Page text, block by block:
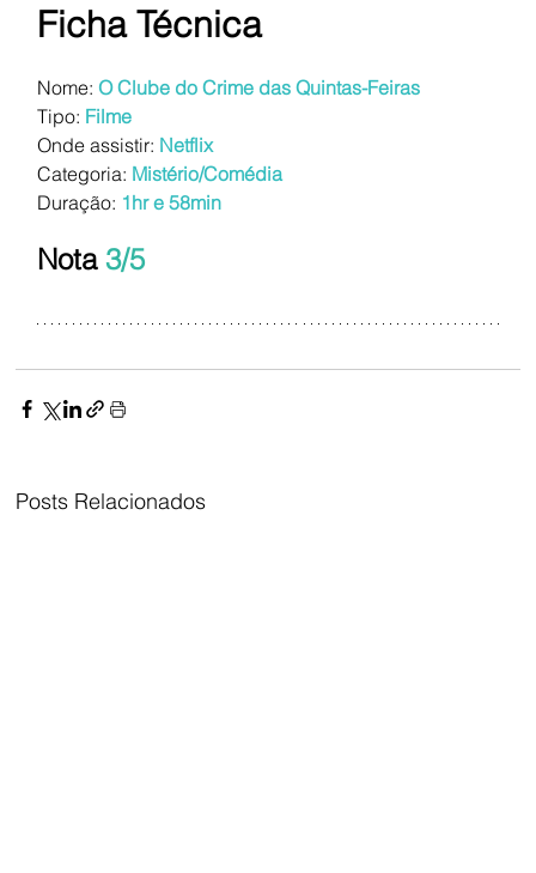
Ficha Técnica
Nome: O Clube do Crime das Quintas-Feiras
Tipo: Filme
Onde assistir: Netflix
Categoria: Mistério/Comédia
Duração: 1hr e 58min
Nota 3/5
Posts Relacionados